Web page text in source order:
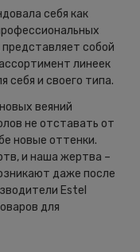
себя как
собой
линеек
себя и своего типа.
веяний
не отставать от
новые оттенки.
и наша жертва –
даже после
Estel
для